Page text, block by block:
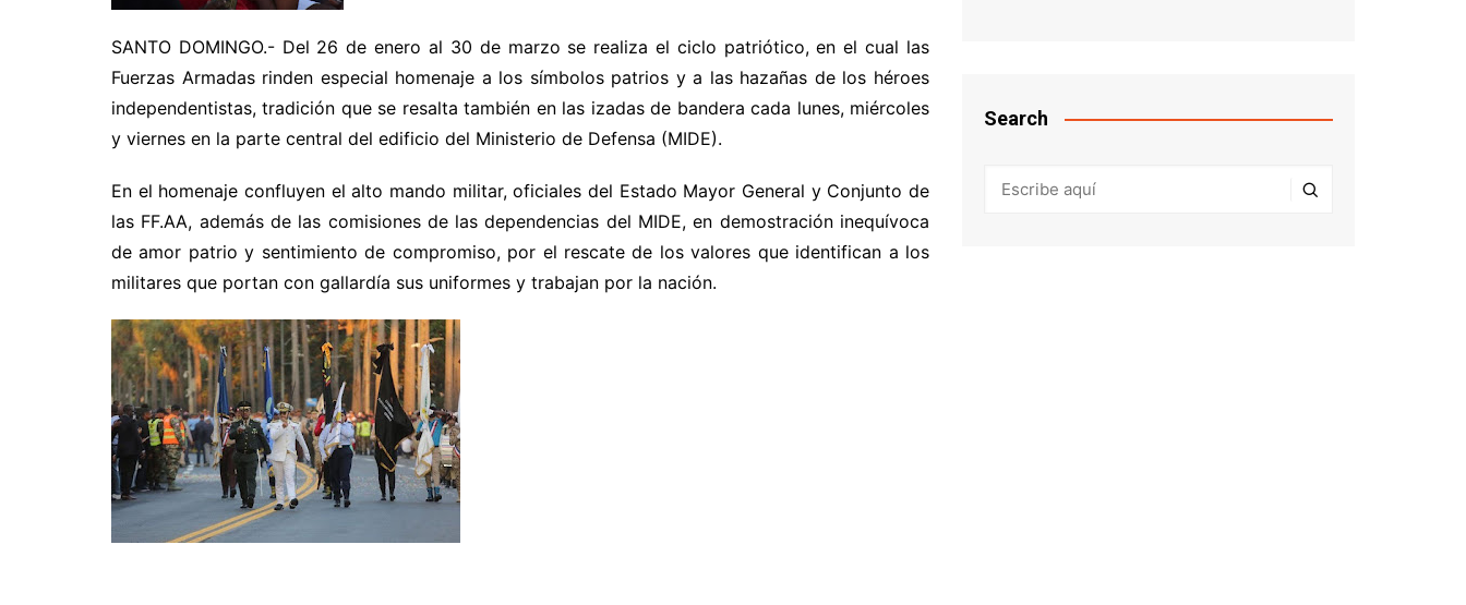
SANTO DOMINGO.- Del 26 de enero al 30 de marzo se realiza el ciclo patriótico, en el cual las
Fuerzas Armadas rinden especial homenaje a los símbolos patrios y a las hazañas de los héroes
independentistas, tradición que se resalta también en las izadas de bandera cada lunes, miércoles
y viernes en la parte central del edificio del Ministerio de Defensa (MIDE).
En el homenaje confluyen el alto mando militar, oficiales del Estado Mayor General y Conjunto de
las FF.AA, además de las comisiones de las dependencias del MIDE, en demostración inequívoca
de amor patrio y sentimiento de compromiso, por el rescate de los valores que identifican a los
militares que portan con gallardía sus uniformes y trabajan por la nación.
Search